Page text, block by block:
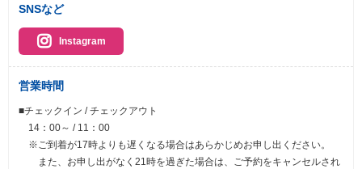
SNSなど
Instagram
営業時間
■チェックイン / チェックアウト
14：00～ / 11：00
※ご到着が17時よりも遅くなる場合はあらかじめお申し出ください。
また、お申し出がなく21時を過ぎた場合は、ご予約をキャンセルされ